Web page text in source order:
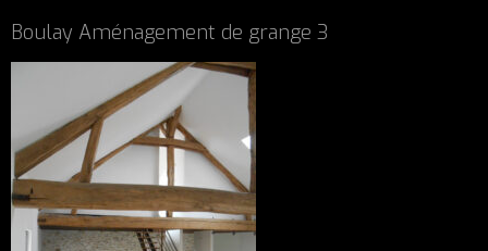
Boulay Aménagement de grange 3